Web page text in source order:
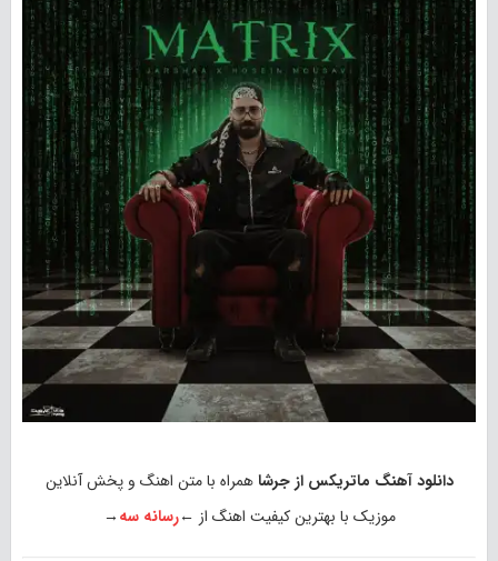
دانلود آهنگ ماتریکس از جرشاهمراه با متن اهنگ و پخش آنلاین
موزیک با بهترین کیفیت اهنگ از ←رسانه سه→